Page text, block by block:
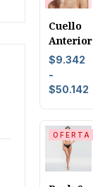
Cuello
Anterior
$9.342
-
$50.142
OFERTA